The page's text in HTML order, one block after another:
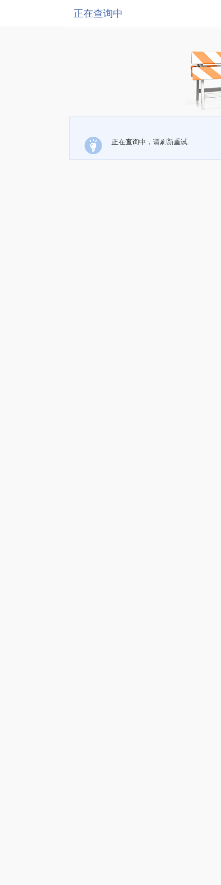
正在查询中
正在查询中，请刷新重试